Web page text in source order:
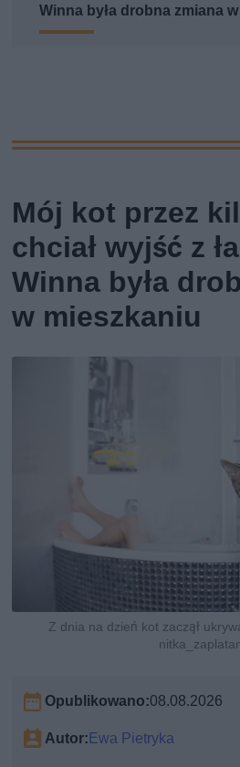
Winna była drobna zmiana
Mój kot przez
chciał wyjść z
Winna była
w mieszkaniu
Z dnia na dzień kot zaczął
Opublikowano:08.08.2026
Autor: Ewa Pietryka